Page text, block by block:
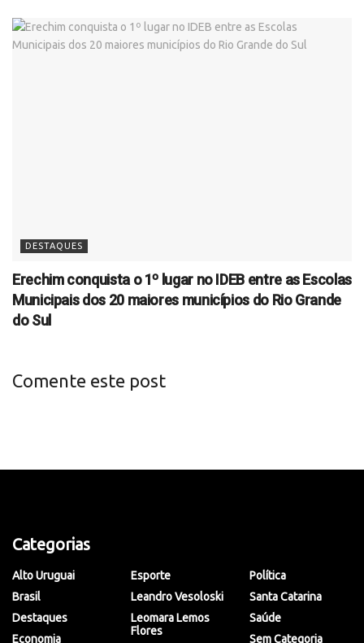
DESTAQUES
Erechim conquista o 1º lugar no IDEB entre as Escolas
Municipais dos 20 maiores municípios do Rio Grande
do Sul
Comente este post
Categorias
Alto Uruguai
Brasil
Destaques
Economia
Esporte
Leandro Vesoloski
Leomara Lemos
Flores
Política
Santa Catarina
Saúde
Sem Categoria